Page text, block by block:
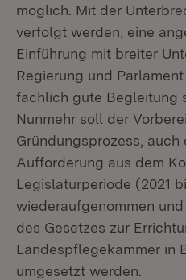
möglich. Mit der
verfolgt werden, eine
Einführung mit breiter
Regierung und
fachlich gute Begleitung
Nunmehr soll der
Gründungsprozess,
Aufforderung aus dem
Legislaturperiode (2021
wiederaufgenommen
des Gesetzes zur
Landespflegekammer in
umgesetzt werden.